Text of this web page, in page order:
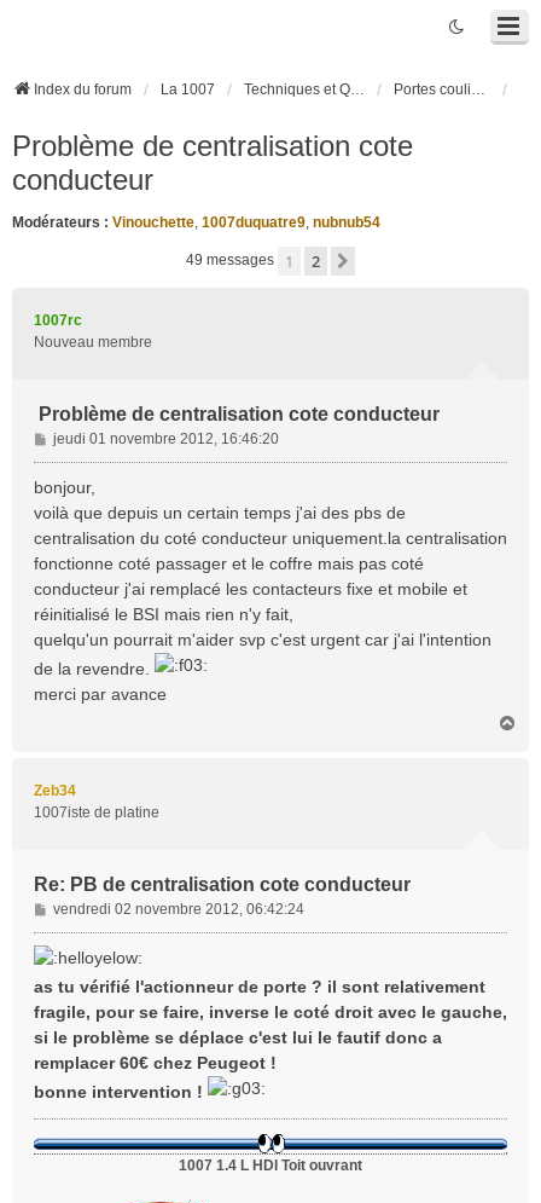
Index du forum La 1007 Techniques et Questions Portes coulissantes électriques
Problème de centralisation cote
conducteur
Modérateurs : Vinouchette, 1007duquatre9, nubnub54
49 messages 1 2
1007rc
Nouveau membre
Problème de centralisation cote conducteur
M
e
s
s
g
e
jeudi 01 novembre 2012, 16:46:20
bonjour,
voilà que depuis un certain temps j'ai des pbs de
centralisation du coté conducteur uniquement.la centralisation
fonctionne coté passager et le coffre mais pas coté
conducteur j'ai remplacé les contacteurs fixe et mobile et
réinitialisé le BSI mais rien n'y fait,
quelqu'un pourrait m'aider svp c'est urgent car j'ai l'intention
de la revendre.
merci par avance
Zeb34
1007iste de platine
Re: PB de centralisation cote conducteur
M
e
s
a
g
vendredi 02 novembre 2012, 06:42:24
as tu vérifié l'actionneur de porte ? il sont relativement
fragile, pour se faire, inverse le coté droit avec le gauche,
si le problème se déplace c'est lui le fautif donc a
remplacer 60€ chez Peugeot !
bonne intervention !
1007 1.4 L HDI Toit ouvrant